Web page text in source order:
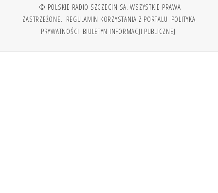
© POLSKIE RADIO SZCZECIN SA. WSZYSTKIE PRAWA
ZASTRZEŻONE. REGULAMIN KORZYSTANIA Z PORTALU POLITYKA
PRYWATNOŚCI BIULETYN INFORMACJI PUBLICZNEJ